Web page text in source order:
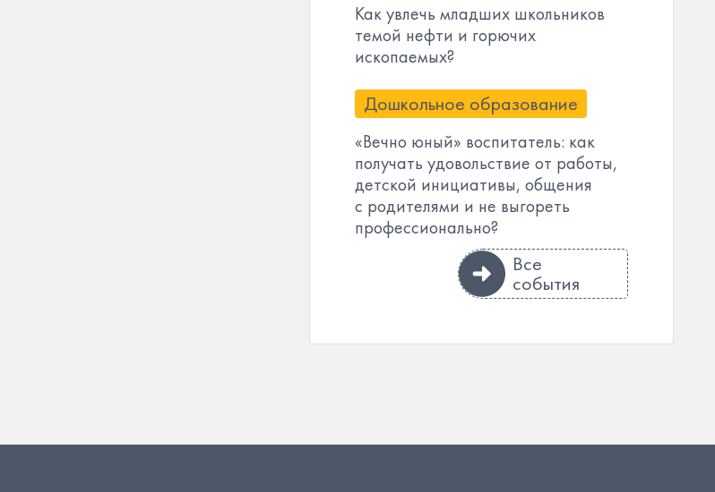
Как увлечь младших школьников
темой нефти и горючих
ископаемых?
Дошкольное образование
«Вечно юный» воспитатель: как
получать удовольствие от работы,
детской инициативы, общения
с родителями и не выгореть
профессионально?
Все
события